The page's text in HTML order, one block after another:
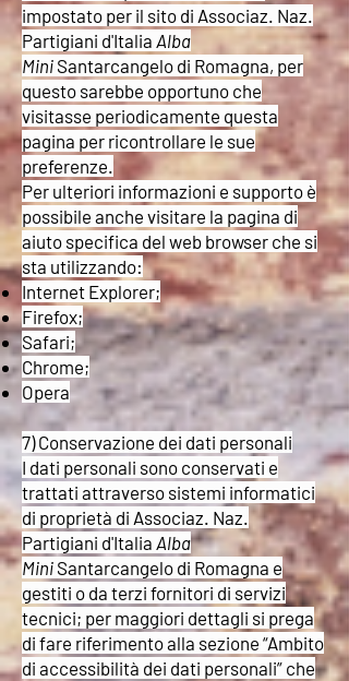
impostato per il sito di Associaz. Naz.
Partigiani d'Italia Alba
Mini Santarcangelo di Romagna, per
questo sarebbe opportuno che
visitasse periodicamente questa
pagina per ricontrollare le sue
preferenze.
Per ulteriori informazioni e supporto è
possibile anche visitare la pagina di
aiuto specifica del web browser che si
sta utilizzando:
Internet Explorer;
Firefox;
Safari;
Chrome;
Opera
7) Conservazione dei dati personali
I dati personali sono conservati e
trattati attraverso sistemi informatici
di proprietà di Associaz. Naz.
Partigiani d'Italia Alba
Mini Santarcangelo di Romagna e
gestiti o da terzi fornitori di servizi
tecnici; per maggiori dettagli si prega
di fare riferimento alla sezione “Ambito
di accessibilità dei dati personali” che